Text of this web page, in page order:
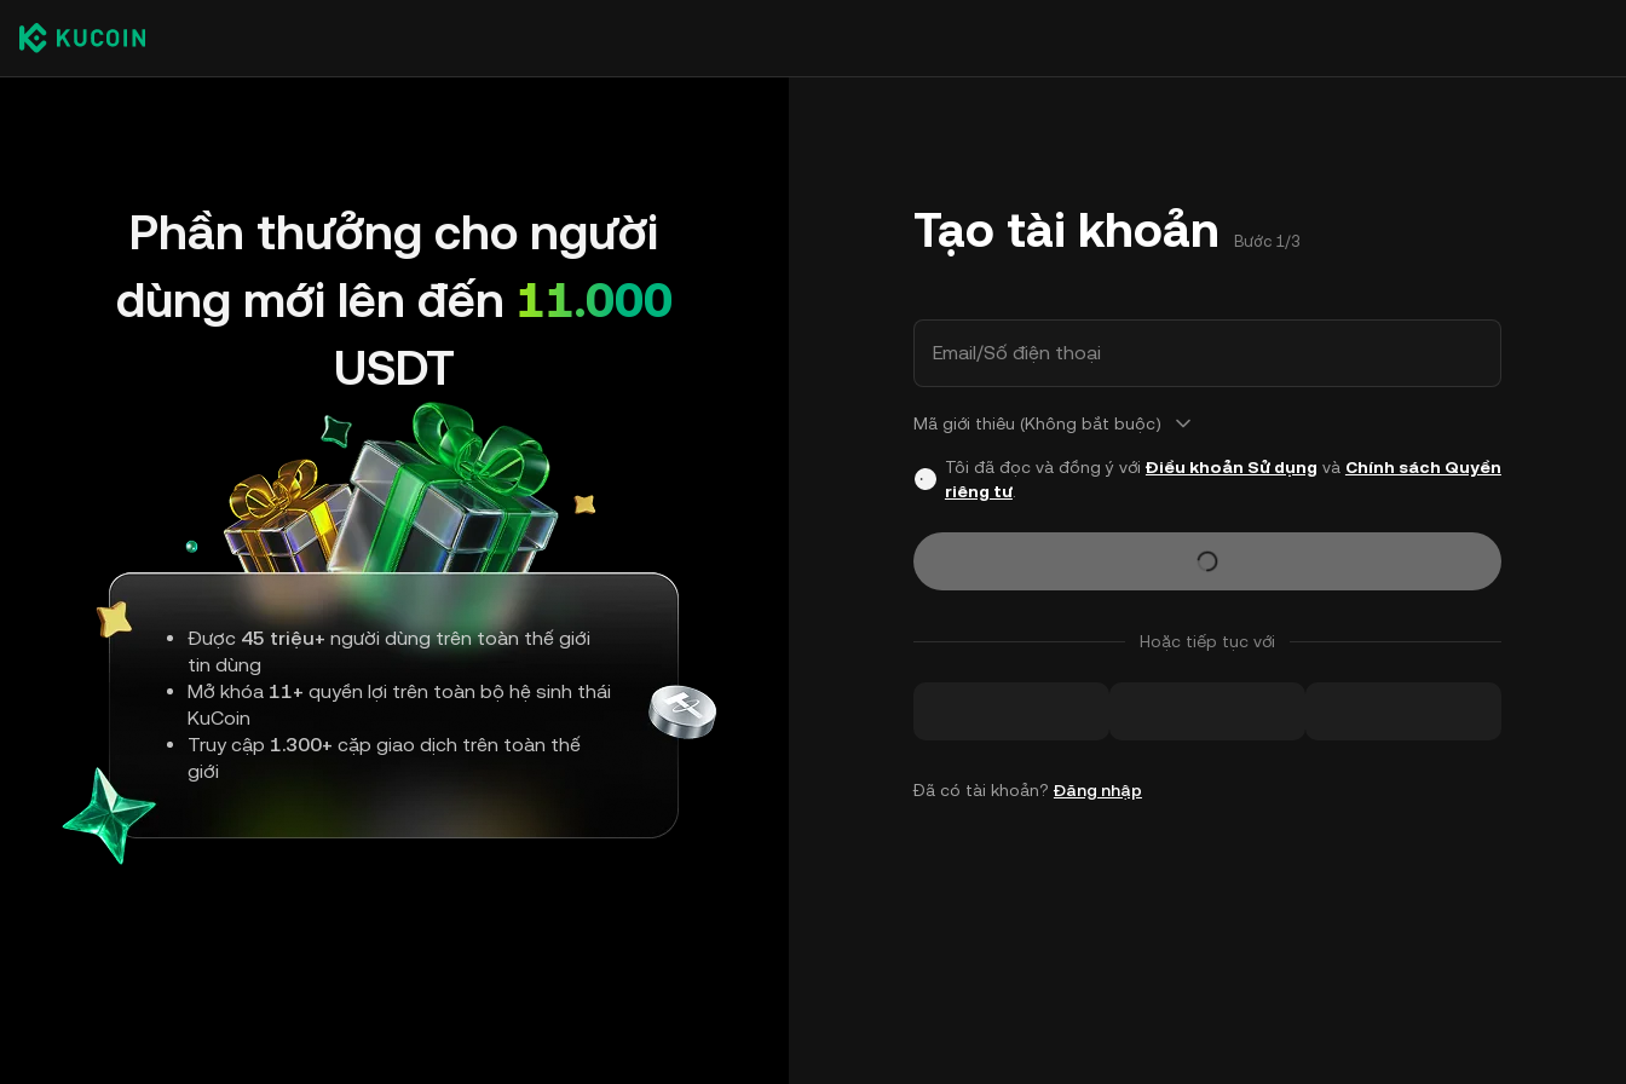
Phần thưởng cho người
dùng mới lên đến 11.000
USDT
Được 45 triệu+ người dùng trên toàn thế giới
tin dùng
Mở khóa 11+ quyền lợi trên toàn bộ hệ sinh thái
KuCoin
Truy cập 1.300+ cặp giao dịch trên toàn thế
giới
Tạo tài khoản Bước 1/3
Email/Số điện thoại
Mã giới thiêu (Không bắt buộc)
Tôi đã đọc và đồng ý với Điều khoản Sử dụng và Chính sách Quyền
riêng tư.
Hoặc tiếp tục với
Đã có tài khoản? Đăng nhập